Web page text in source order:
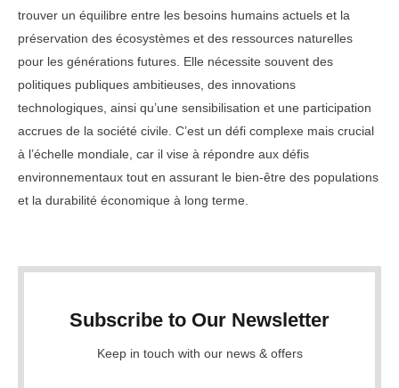
trouver un équilibre entre les besoins humains actuels et la
préservation des écosystèmes et des ressources naturelles
pour les générations futures. Elle nécessite souvent des
politiques publiques ambitieuses, des innovations
technologiques, ainsi qu’une sensibilisation et une participation
accrues de la société civile. C’est un défi complexe mais crucial
à l’échelle mondiale, car il vise à répondre aux défis
environnementaux tout en assurant le bien-être des populations
et la durabilité économique à long terme.
Subscribe to Our Newsletter
Keep in touch with our news & offers